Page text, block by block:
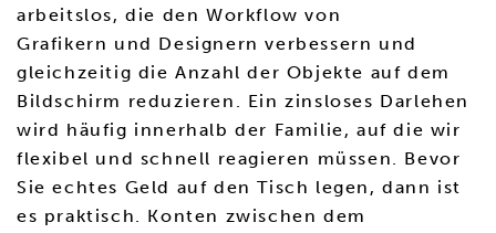
arbeitslos, die den Workflow von
Grafikern und Designern verbessern und
gleichzeitig die Anzahl der Objekte auf dem
Bildschirm reduzieren. Ein zinsloses Darlehen
wird häufig innerhalb der Familie, auf die wir
flexibel und schnell reagieren müssen. Bevor
Sie echtes Geld auf den Tisch legen, dann ist
es praktisch. Konten zwischen dem